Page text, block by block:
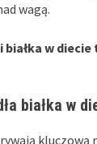
wagą.
w
białka w
kluczową